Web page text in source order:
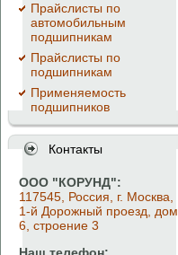
Прайслисты по
автомобильным
подшипникам
Прайслисты по
подшипникам
Применяемость
подшипников
Контакты
ООО "КОРУНД":
117545, Россия, г. Москва,
1-й Дорожный проезд, дом
6, строение 3